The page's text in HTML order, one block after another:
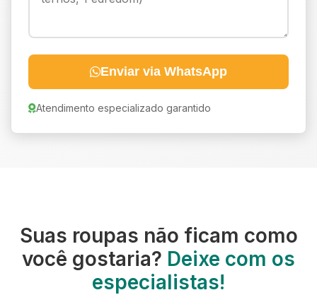
Enviar via WhatsApp
Atendimento especializado garantido
Suas roupas não ficam como
você gostaria? Deixe com os
especialistas!